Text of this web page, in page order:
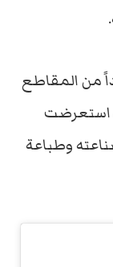
من المقاطع
استعرضت
وطباعة